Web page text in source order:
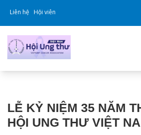
Liên hệ Hội viên
LỄ KỶ NIỆM 35 NĂM
HỘI UNG THƯ VIỆT